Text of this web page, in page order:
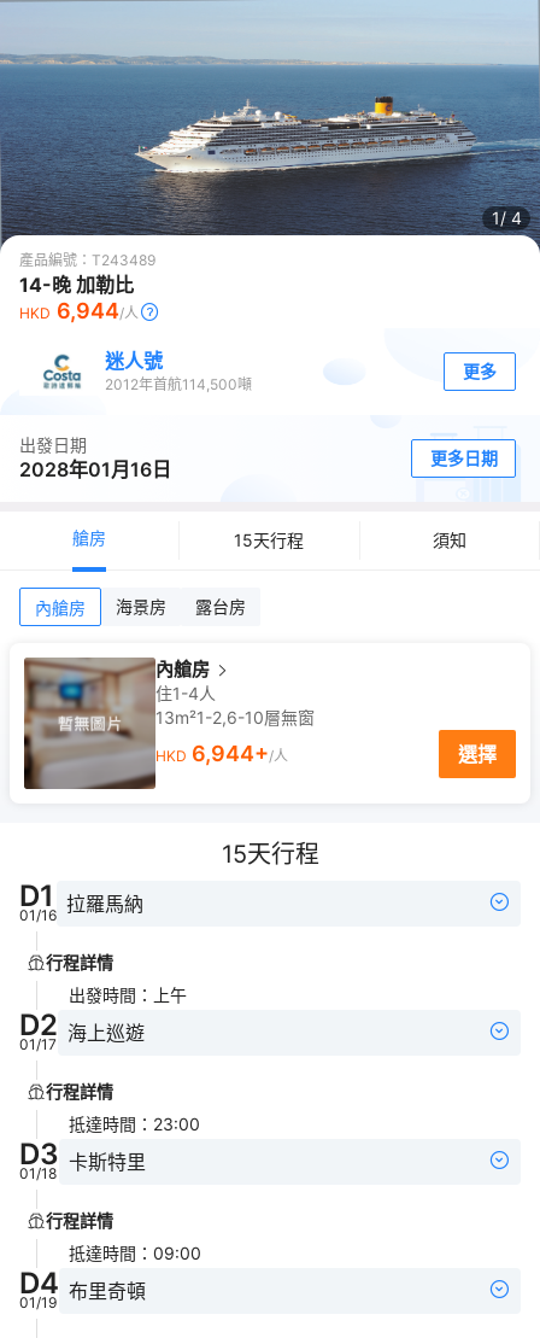
1/4
產品編號： T243489
14-晚 加勒比
HKD 6,944/人
迷人號
2012年首航114,500噸
更多
出發日期
2028年01月16日 更多日期
艙房 15天行程 須知
內艙房 海景房 露台房
內艙房
住1-4人
13m²1-2,6-10層無窗
HKD 6,944+/人 選擇
15天行程
D1
01/16 拉羅馬納
行程詳情
出發時間 ： 上午
D2
01/17 海上巡遊
行程詳情
抵達時間 ： 23:00
D3
01/18 卡斯特里
行程詳情
抵達時間 ： 09:00
D4
01/19 布里奇頓